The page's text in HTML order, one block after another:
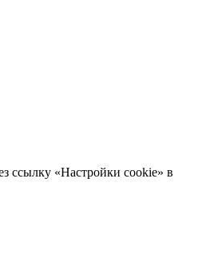
ссылку «Настройки cookie» в